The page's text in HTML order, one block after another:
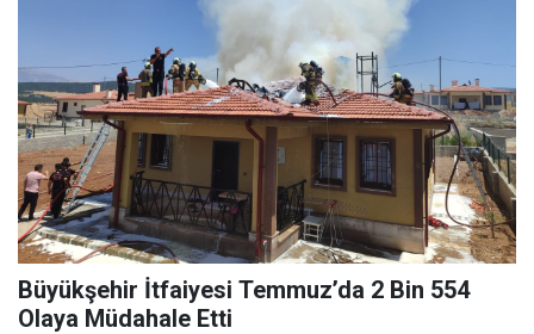
Büyükşehir İtfaiyesi Temmuz’da 2 Bin 554
Olaya Müdahale Etti